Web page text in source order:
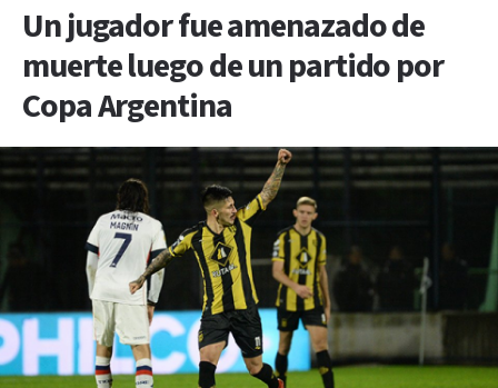
Un jugador fue amenazado de
muerte luego de un partido por
Copa Argentina